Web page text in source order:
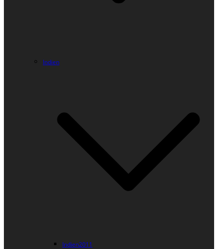
Indien
Indien2011